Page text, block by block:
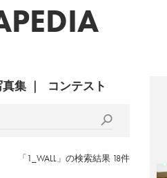
真集 コンテスト
「1_WALL」の検索結果 18件